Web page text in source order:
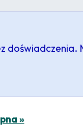
doświadczenia.
»